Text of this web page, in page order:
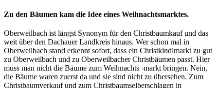
Zu den Bäumen kam die Idee eines Weihnachtsmarktes.
Oberweilbach ist längst Synonym für den Christbaumkauf und das
weit über den Dachauer Landkreis hinaus. Wer schon mal in
Oberweilbach stand erkennt sofort, dass ein Christkindlmarkt zu gut
zu Oberweilbach und zu Oberweilbacher Christbäumen passt. Hier
muss man nicht die Bäume zum Weihnachts¬markt bringen. Nein,
die Bäume waren zuerst da und sie sind nicht zu übersehen. Zum
Christbaumverkauf und zum Christbaumselberschlagen in